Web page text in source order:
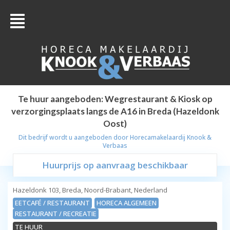
Te huur aangeboden: Wegrestaurant & Kiosk op
verzorgingsplaats langs de A16 in Breda (Hazeldonk
Oost)
Dit bedrijf wordt u aangeboden doorHorecamakelaardij Knook &
Verbaas
Huurprijs op aanvraag beschikbaar
Hazeldonk 103, Breda, Noord-Brabant, Nederland
EETCAFÉ / RESTAURANT
HORECA ALGEMEEN
RESTAURANT / RECREATIE
TE HUUR